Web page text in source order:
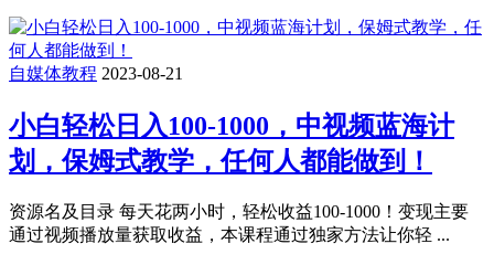
自媒体教程 2023-08-21
小白轻松日入100-1000，中视频蓝海计
划，保姆式教学，任何人都能做到！
资源名及目录 每天花两小时，轻松收益100-1000！变现主要
通过视频播放量获取收益，本课程通过独家方法让你轻 ...